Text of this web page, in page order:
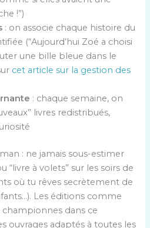
!”)
: on associe chaque histoire du
(“Aujourd’hui Zoé a choisi
une bille bleue dans le
cet article sur la gestion des
: chaque semaine, on
livres redistribués,
: ne jamais sous-estimer
“livre à volets” sur les soirs de
où tu rêves secrètement de
Les éditions comme
dans ce
ouvrages adaptés à toutes les